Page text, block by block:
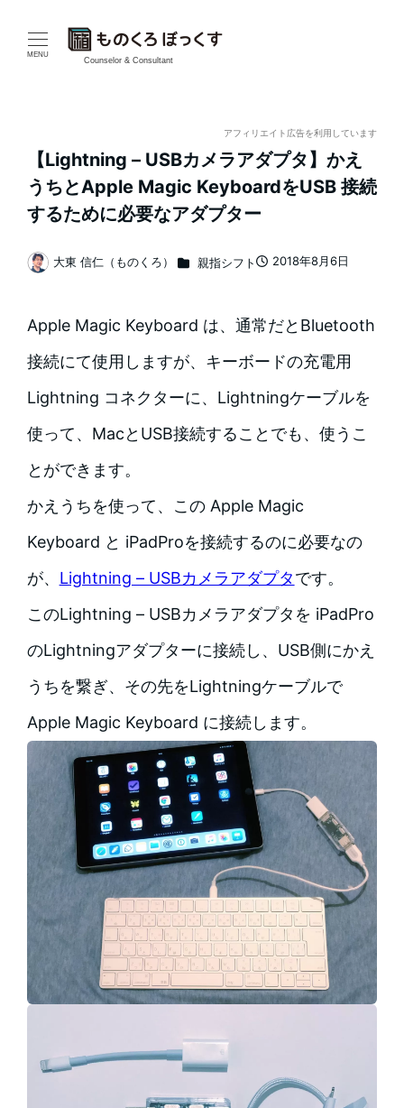
MENU
Counselor & Consultant
アフィリエイト広告を利用しています
【Lightning – USBカメラアダプタ】かえ
うちとApple Magic KeyboardをUSB 接続
するために必要なアダプター
2018年8月6日
著
大東 信仁（ものくろ） カテゴリー
親指シフト
Apple Magic Keyboard は、通常だとBluetooth
接続にて使用しますが、キーボードの充電用
Lightning コネクターに、Lightningケーブルを
使って、MacとUSB接続することでも、使うこ
とができます。
かえうちを使って、この Apple Magic
Keyboard と iPadProを接続するのに必要なの
が、 Lightning – USBカメラアダプタです。
このLightning – USBカメラアダプタを iPadPro
のLightningアダプターに接続し、USB側にかえ
うちを繋ぎ、その先をLightningケーブルで
Apple Magic Keyboard に接続します。